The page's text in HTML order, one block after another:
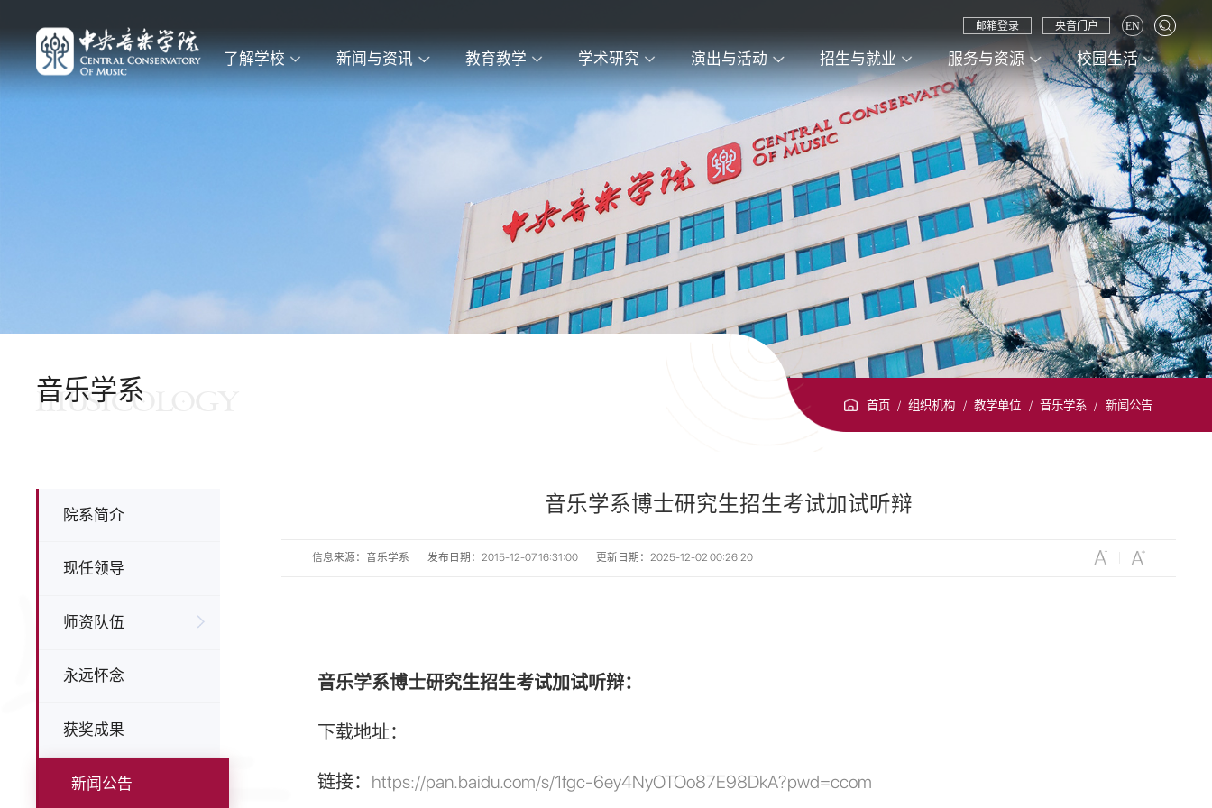
了解学校 新闻与资讯 教育教学 学术研究 演出与活动 招生与就业 服务与资源 校园生活
邮箱登录 央音门户 EN
音乐学系
MUSICOLOGY 首页 / 组织机构 / 教学单位 / 音乐学系 / 新闻公告
院系简介
现任领导
师资队伍
永远怀念
获奖成果
新闻公告
音乐学系博士研究生招生考试加试听辩
信息来源：音乐学系 发布日期：2015-12-07 16:31:00 更新日期：2025-12-02 00:26:20
音乐学系博士研究生招生考试加试听辩：
下载地址：
链接： https://pan.baidu.com/s/1fgc-6ey4NyOTOo87E98DkA?pwd=ccom